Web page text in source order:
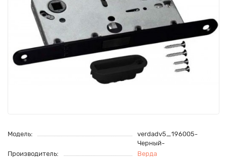
Модель:
verdadv5_196005-
Черный-
Производитель:
Верда